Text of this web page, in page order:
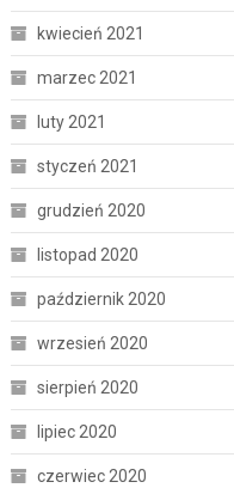
kwiecień 2021
marzec 2021
luty 2021
styczeń 2021
grudzień 2020
listopad 2020
październik 2020
wrzesień 2020
sierpień 2020
lipiec 2020
czerwiec 2020